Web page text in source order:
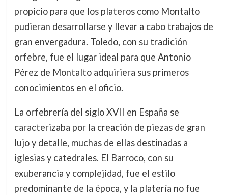
propicio para que los plateros como Montalto
pudieran desarrollarse y llevar a cabo trabajos de
gran envergadura. Toledo, con su tradición
orfebre, fue el lugar ideal para que Antonio
Pérez de Montalto adquiriera sus primeros
conocimientos en el oficio.
La orfebrería del siglo XVII en España se
caracterizaba por la creación de piezas de gran
lujo y detalle, muchas de ellas destinadas a
iglesias y catedrales. El Barroco, con su
exuberancia y complejidad, fue el estilo
predominante de la época, y la platería no fue